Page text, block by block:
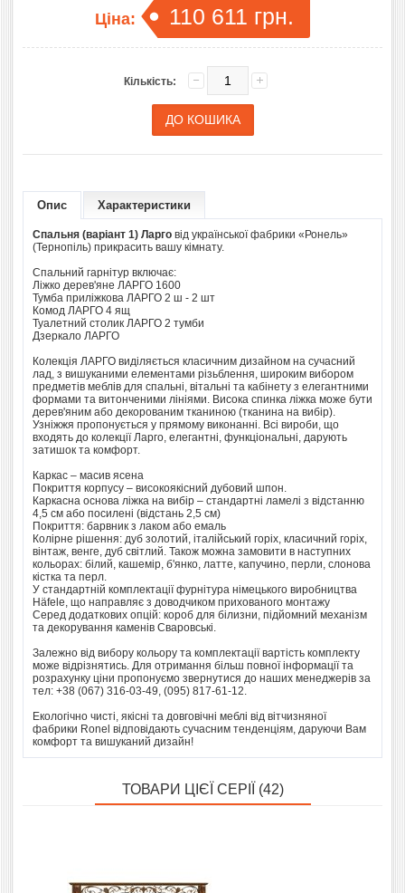
Ціна: 110 611 грн.
Кількість:
Опис Характеристики
Спальня (варіант 1) Ларго від української фабрики «Ронель»
(Тернопіль) прикрасить вашу кімнату.
Спальний гарнітур включає:
Ліжко дерев'яне ЛАРГО 1600
Тумба приліжкова ЛАРГО 2 ш - 2 шт
Комод ЛАРГО 4 ящ
Туалетний столик ЛАРГО 2 тумби
Дзеркало ЛАРГО
Колекція ЛАРГО виділяється класичним дизайном на сучасний
лад, з вишуканими елементами різьблення, широким вибором
предметів меблів для спальні, вітальні та кабінету з елегантними
формами та витонченими лініями. Висока спинка ліжка може бути
дерев'яним або декорованим тканиною (тканина на вибір).
Узніжжя пропонується у прямому виконанні. Всі вироби, що
входять до колекції Ларго, елегантні, функціональні, дарують
затишок та комфорт.
Каркас – масив ясена
Покриття корпусу – високоякісний дубовий шпон.
Каркасна основа ліжка на вибір – стандартні ламелі з відстанню
4,5 см або посилені (відстань 2,5 см)
Покриття: барвник з лаком або емаль
Колірне рішення: дуб золотий, італійський горіх, класичний горіх,
вінтаж, венге, дуб світлий. Також можна замовити в наступних
кольорах: білий, кашемір, б'янко, латте, капучино, перли, слонова
кістка та перл.
У стандартній комплектації фурнітура німецького виробництва
Häfele, що направляє з доводчиком прихованого монтажу
Серед додаткових опцій: короб для білизни, підйомний механізм
та декорування каменів Сваровські.
Залежно від вибору кольору та комплектації вартість комплекту
може відрізнятись. Для отримання більш повної інформації та
розрахунку ціни пропонуємо звернутися до наших менеджерів за
тел: +38 (067) 316-03-49, (095) 817-61-12.
Екологічно чисті, якісні та довговічні меблі від вітчизняної
фабрики Ronel відповідають сучасним тенденціям, даруючи Вам
комфорт та вишуканий дизайн!
ТОВАРИ ЦІЄЇ СЕРІЇ (42)